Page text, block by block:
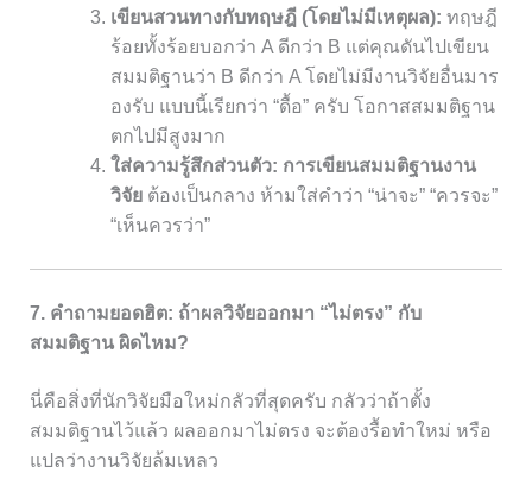
เขียนสวนทางกับทฤษฎี (โดยไม่มีเหตุผล): ทฤษฎี
ร้อยทั้งร้อยบอกว่า A ดีกว่า B แต่คุณดันไปเขียน
สมมติฐานว่า B ดีกว่า A โดยไม่มีงานวิจัยอื่นมาร
องรับ แบบนี้เรียกว่า “ดื้อ” ครับ โอกาสสมมติฐาน
ตกไปมีสูงมาก
ใส่ความรู้สึกส่วนตัว: การเขียนสมมติฐานงาน
วิจัยต้องเป็นกลาง ห้ามใส่คำว่า “น่าจะ” “ควรจะ”
“เห็นควรว่า”
7. คำถามยอดฮิต: ถ้าผลวิจัยออกมา “ไม่ตรง” กับ
สมมติฐาน ผิดไหม?
นี่คือสิ่งที่นักวิจัยมือใหม่กลัวที่สุดครับ กลัวว่าถ้าตั้ง
สมมติฐานไว้แล้ว ผลออกมาไม่ตรง จะต้องรื้อทำใหม่ หรือ
แปลว่างานวิจัยล้มเหลว